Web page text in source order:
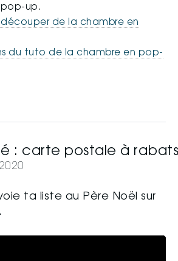
up.
de la chambre en
du tuto de la chambre en pop-
: carte postale à rabats
ta liste au Père Noël sur